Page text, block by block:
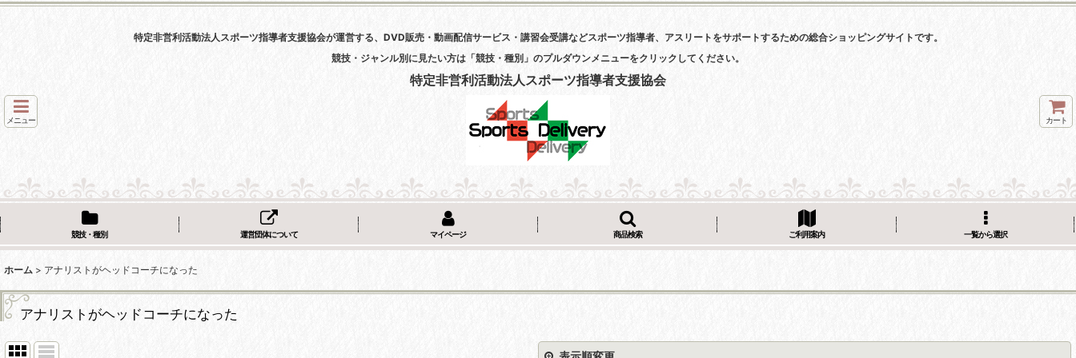
特定非営利活動法人スポーツ指導者支援協会が運営する、DVD販売・動画配信サービス・講習会受講などスポーツ指導者、アスリートをサポートするための総合ショッピングサイトです。
競技・ジャンル別に見たい方は「競技・種別」のプルダウンメニューをクリックしてください。
特定非営利活動法人スポーツ指導者支援協会
メニュー カート
競技・種別 運営団体について マイページ 商品検索 ご利用案内 一覧から選択
ホーム > アナリストがヘッドコーチになった
アナリストがヘッドコーチになった